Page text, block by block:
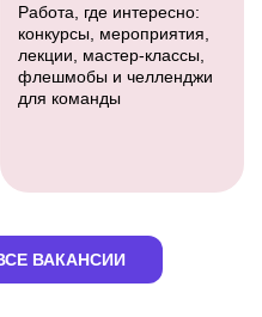
Работа, где интересно:
конкурсы, мероприятия,
лекции, мастер-классы,
флешмобы и челленджи
для команды
ВАКАНСИИ